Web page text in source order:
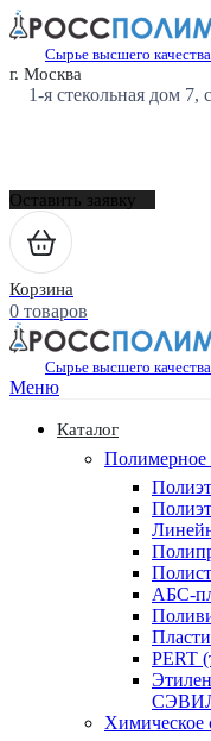
Сырье высшего качества
г. Москва
1-я стекольная дом 7,
Оставить заявку
Корзина
0 товаров
Сырье высшего качества
Меню
Каталог
Полимерное
АБС-
PERT
Химическое